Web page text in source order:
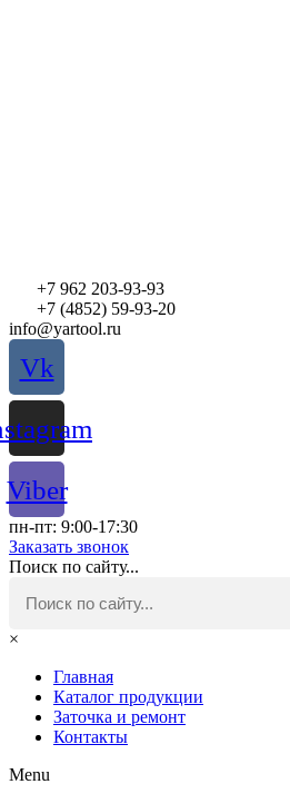
+7 962 203-93-93
+7 (4852) 59-93-20
info@yartool.ru
Vk
Viber
пн-пт: 9:00-17:30
Заказать звонок
Поиск по сайту...
×
Главная
Каталог продукции
Заточка и ремонт
Контакты
Menu